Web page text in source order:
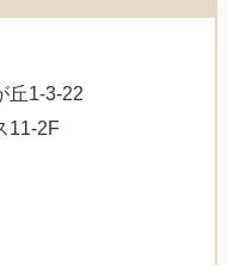
丘1-3-22
11-2F